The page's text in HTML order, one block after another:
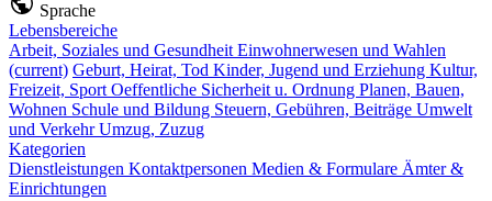
Sprache
Lebensbereiche
Arbeit, Soziales und Gesundheit Einwohnerwesen und Wahlen
(current) Geburt, Heirat, Tod Kinder, Jugend und Erziehung Kultur,
Freizeit, Sport Oeffentliche Sicherheit u. Ordnung Planen, Bauen,
Wohnen Schule und Bildung Steuern, Gebühren, Beiträge Umwelt
und VerkehrUmzug, Zuzug
Kategorien
Dienstleistungen Kontaktpersonen Medien & Formulare Ämter &
Einrichtungen